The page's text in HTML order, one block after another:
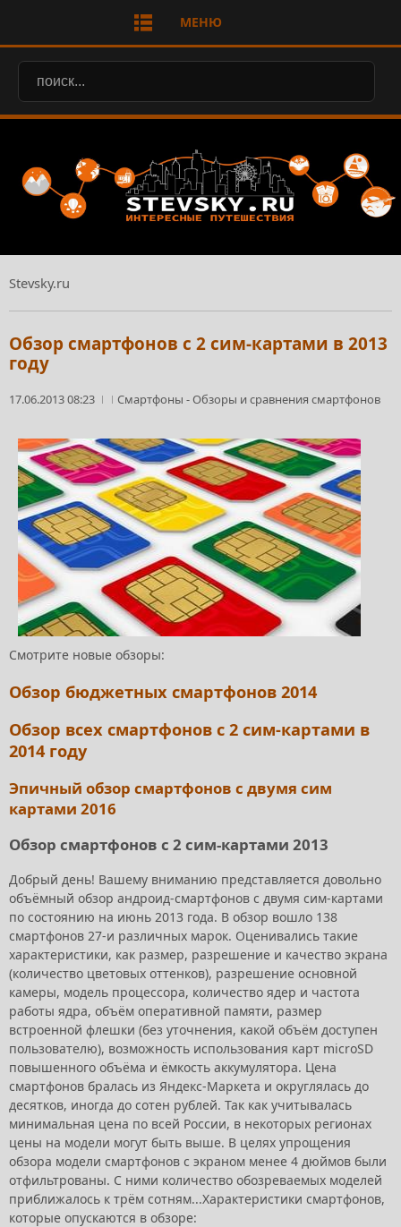
МЕНЮ
Stevsky.ru
Обзор смартфонов с 2 сим-картами в 2013
году
17.06.2013 08:23 Смартфоны -Обзоры и сравнения смартфонов
Смотрите новые обзоры:
Обзор бюджетных смартфонов 2014
Обзор всех смартфонов с 2 сим-картами в
2014 году
Эпичный обзор смартфонов с двумя сим
картами 2016
Обзор смартфонов с 2 сим-картами 2013
Добрый день! Вашему вниманию представляется довольно
объёмный обзор андроид-смартфонов с двумя сим-картами
по состоянию на июнь 2013 года. В обзор вошло 138
смартфонов 27-и различных марок. Оценивались такие
характеристики, как размер, разрешение и качество экрана
(количество цветовых оттенков), разрешение основной
камеры, модель процессора, количество ядер и частота
работы ядра, объём оперативной памяти, размер
встроенной флешки (без уточнения, какой объём доступен
пользователю), возможность использования карт microSD
повышенного объёма и ёмкость аккумулятора. Цена
смартфонов бралась из Яндекс-Маркета и округлялась до
десятков, иногда до сотен рублей. Так как учитывалась
минимальная цена по всей России, в некоторых регионах
цены на модели могут быть выше. В целях упрощения
обзора модели смартфонов с экраном менее 4 дюймов были
отфильтрованы. С ними количество обозреваемых моделей
приближалось к трём сотням...Характеристики смартфонов,
которые опускаются в обзоре: